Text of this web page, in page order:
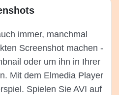
immer, manchmal
Screenshot machen -
oder um ihn in Ihrer
Mit dem Elmedia Player
Spielen Sie AVI auf